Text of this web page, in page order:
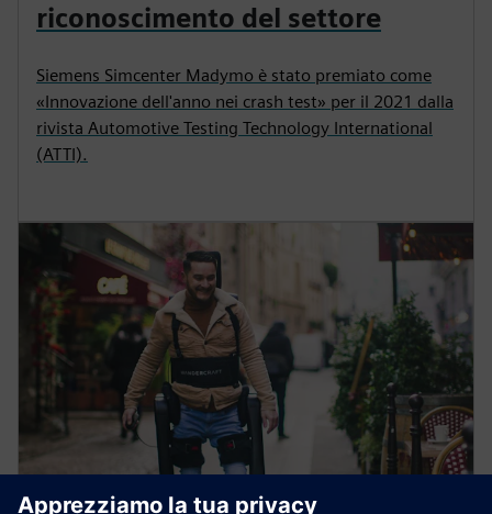
riconoscimento del settore
Siemens Simcenter Madymo è stato premiato come
«Innovazione dell'anno nei crash test» per il 2021 dalla
rivista Automotive Testing Technology International
(ATTI).
CASO STUDIO